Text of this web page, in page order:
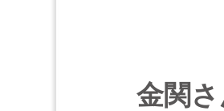
金関